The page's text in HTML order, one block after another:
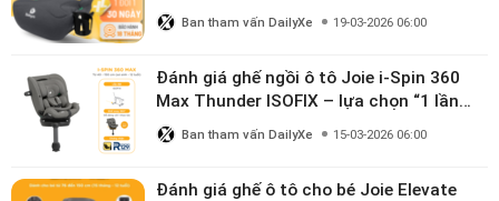
mua?
Ban tham vấn DailyXe 19-03-2026 06:00
Đánh giá ghế ngồi ô tô Joie i-Spin 360
Max Thunder ISOFIX – lựa chọn “1 lần
dùng đến 12 năm” có đáng giá gần 9
triệu?
Ban tham vấn DailyXe 15-03-2026 06:00
Đánh giá ghế ô tô cho bé Joie Elevate